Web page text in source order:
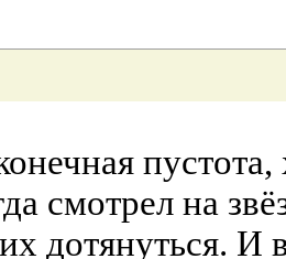
смотрел на
дотянуться. И